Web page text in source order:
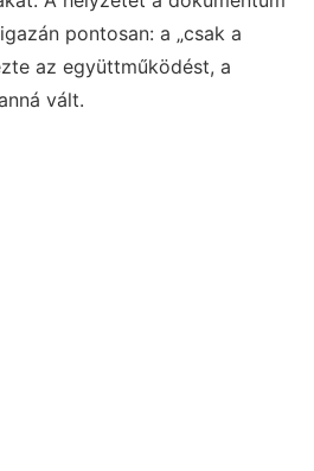
pontosan: a „csak a
az együttműködést, a
vált.